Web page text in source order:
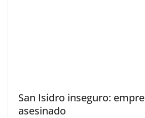
San Isidro inseguro:
asesinado